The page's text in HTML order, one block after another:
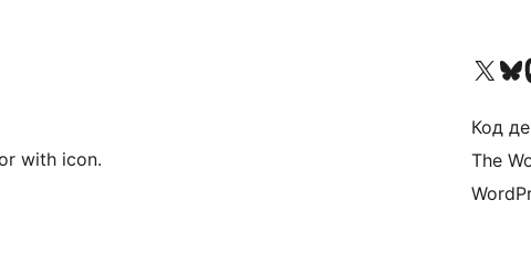
with icon.
Visit our XVisit
Код
The